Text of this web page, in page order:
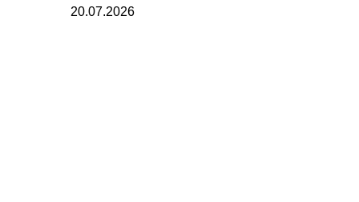
20.07.2026